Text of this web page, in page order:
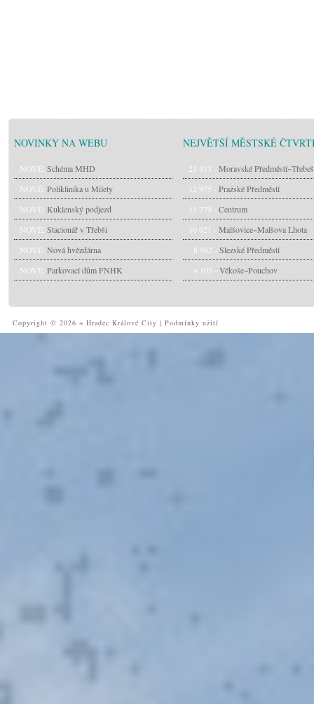
NOVINKY NA WEBU
NOVÉ: Schéma MHD
NOVÉ: Poliklinika u Milety
NOVÉ: Kuklenský podjezd
NOVÉ: Stacionář v Třebši
NOVÉ: Nová hvězdárna
NOVÉ: Parkovací dům FNHK
NEJVĚTŠÍ MĚSTSKÉ
23 413 - Moravské Předměstí~Třebeš
12 975 - Pražské Předměstí
11 779 - Centrum
10 021 - Malšovice~Malšova Lhota
8 982 - Slezské Předměstí
4 105 - Věkoše~Pouchov
Copyright © 2026 ~ Hradec Králové City | Podmínky užití